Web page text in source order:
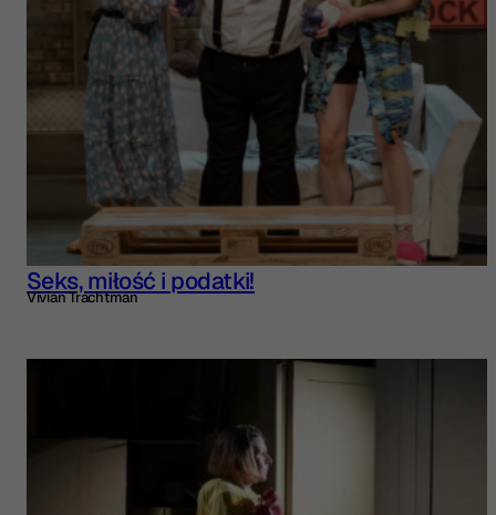
Seks, miłość i podatki!
Vivian Trachtman